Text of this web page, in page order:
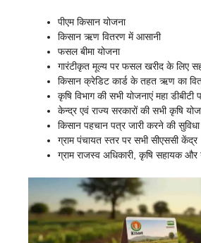
पीएम किसान योजना
किसान ऋण वितरण में आसानी
फसल बीमा योजना
गारंटीकृत मूल्य पर फसल खरीद के लिए
किसान क्रेडिट कार्ड के तहत ऋण का
कृषि विभाग की सभी योजनाएं महा डीबीटी
केन्द्र एवं राज्य सरकारों की सभी कृषि
किसान पहचान पत्र जारी करने की
ग्राम पंचायत स्तर पर सभी सीएससी केंद्र
ग्राम राजस्व अधिकारी, कृषि सहायक और